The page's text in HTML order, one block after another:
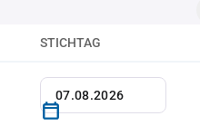
STICHTAG